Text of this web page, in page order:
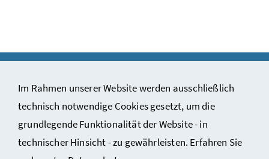
Im Rahmen unserer Website werden ausschließlich
technisch notwendige Cookies gesetzt, um die
grundlegende Funktionalität der Website - in
technischer Hinsicht - zu gewährleisten. Erfahren Sie
Kontakt